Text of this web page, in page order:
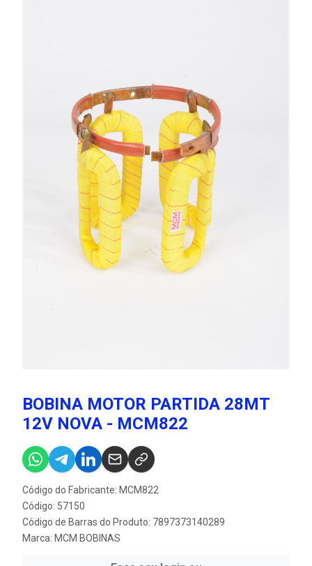
BOBINA MOTOR PARTIDA 28MT
12V NOVA - MCM822
Código do Fabricante: MCM822
Código: 57150
Código de Barras do Produto: 7897373140289
Marca: MCM BOBINAS